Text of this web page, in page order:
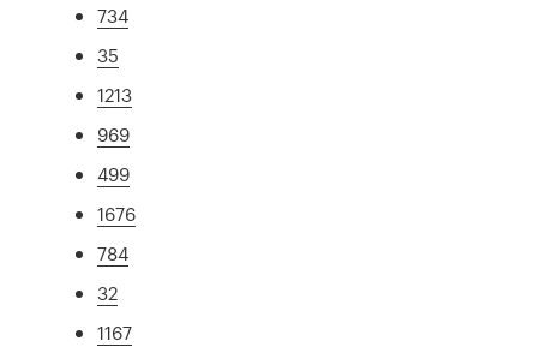
734
35
1213
969
499
1676
784
32
1167